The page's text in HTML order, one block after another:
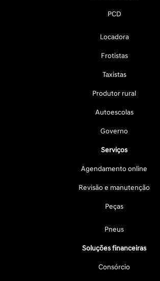
PCD
Locadora
Frotistas
Taxistas
Produtor rural
Autoescolas
Governo
Serviços
Agendamento online
Revisão e manutenção
Peças
Pneus
Soluções financeiras
Consórcio